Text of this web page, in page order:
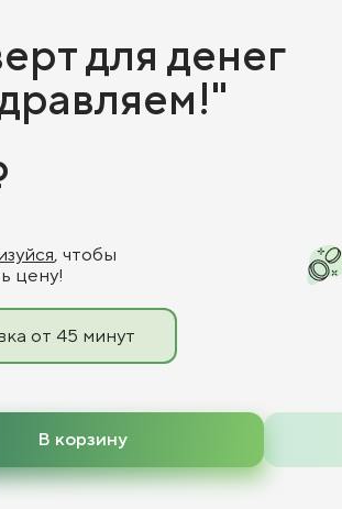
для денег
, чтобы
цену!
от 45 минут
В корзину